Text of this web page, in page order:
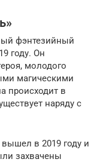
фэнтезийный
году. Он
молодого
магическими
происходит в
наряду с
в 2019 году и
захвачены